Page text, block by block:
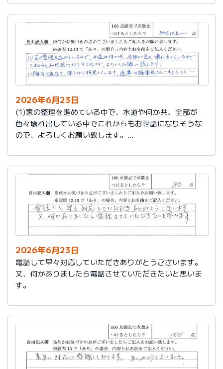
2026年6月23日
(1)家の整理を進めている中で、水道や何か共、全部が
色々壊れ出している中でこれからもお世話になりそうな
ので、よろしくお願い致します。
集長さんにもよろしく…
2026年6月23日
電話して早々対応していただきありがとうございます。
又、何かありましたら電話させていただきたいと思いま
す。